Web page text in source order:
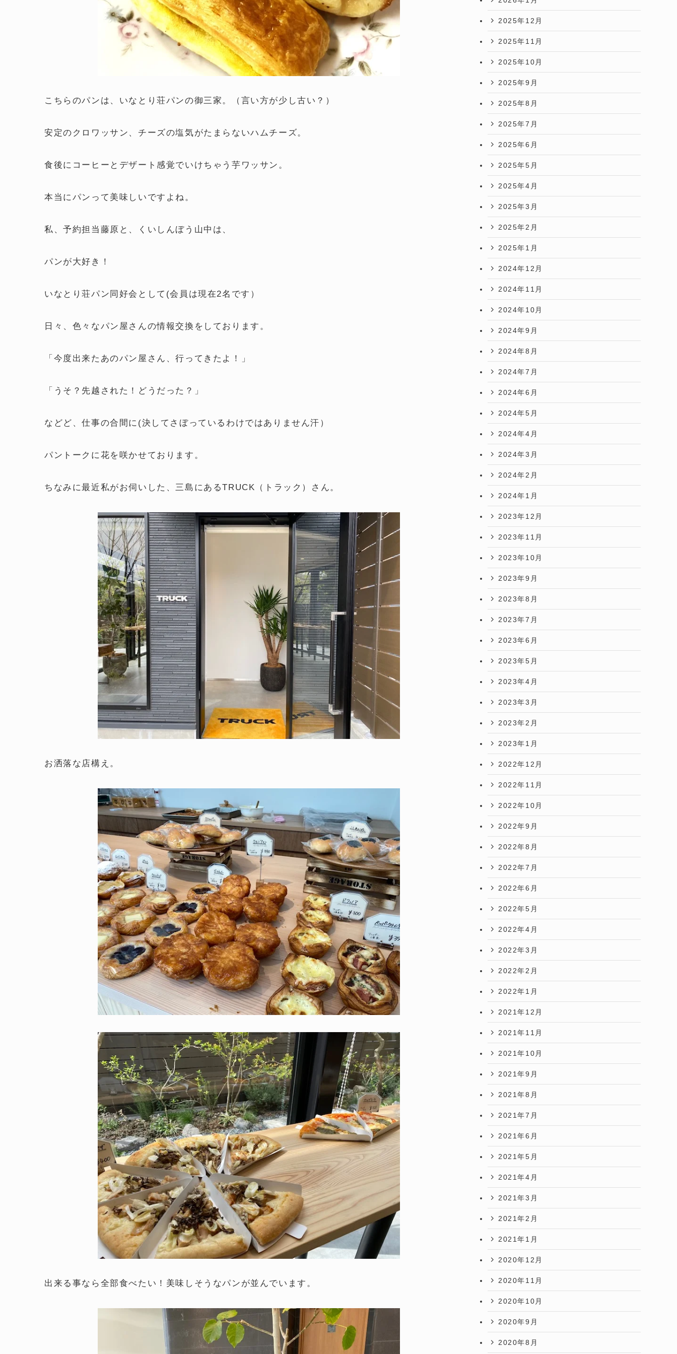
こちらのパンは、いなとり荘パンの御三家。（言い方が少し古い？）
安定のクロワッサン、チーズの塩気がたまらないハムチーズ。
食後にコーヒーとデザート感覚でいけちゃう芋ワッサン。
本当にパンって美味しいですよね。
私、予約担当藤原と、くいしんぼう山中は、
パンが大好き！
いなとり荘パン同好会として(会員は現在2名です）
日々、色々なパン屋さんの情報交換をしております。
「今度出来たあのパン屋さん、行ってきたよ！」
「うそ？先越された！どうだった？」
などど、仕事の合間に(決してさぼっているわけではありません汗）
パントークに花を咲かせております。
ちなみに最近私がお伺いした、三島にあるTRUCK（トラック）さん。
お洒落な店構え。
出来る事なら全部食べたい！美味しそうなパンが並んでいます。
2025年12月
2025年11月
2025年10月
2025年9月
2025年8月
2025年7月
2025年6月
2025年5月
2025年4月
2025年3月
2025年2月
2025年1月
2024年12月
2024年11月
2024年10月
2024年9月
2024年8月
2024年7月
2024年6月
2024年5月
2024年4月
2024年3月
2024年2月
2024年1月
2023年12月
2023年11月
2023年10月
2023年9月
2023年8月
2023年7月
2023年6月
2023年5月
2023年4月
2023年3月
2023年2月
2023年1月
2022年12月
2022年11月
2022年10月
2022年9月
2022年8月
2022年7月
2022年6月
2022年5月
2022年4月
2022年3月
2022年2月
2022年1月
2021年12月
2021年11月
2021年10月
2021年9月
2021年8月
2021年7月
2021年6月
2021年5月
2021年4月
2021年3月
2021年2月
2021年1月
2020年12月
2020年11月
2020年10月
2020年9月
2020年8月